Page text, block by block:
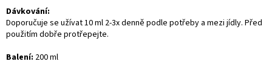
Dávkování:
Doporučuje se užívat 10 ml 2-3x denně podle potřeby a mezi jídly. Před
použitím dobře protřepejte.
Balení: 200 ml